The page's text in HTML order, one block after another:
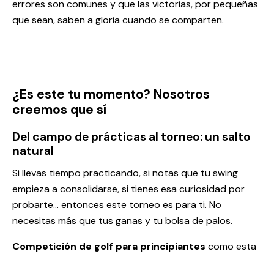
errores son comunes y que las victorias, por pequeñas
que sean, saben a gloria cuando se comparten.
¿Es este tu momento? Nosotros
creemos que sí
Del campo de prácticas al torneo: un salto
natural
Si llevas tiempo practicando, si notas que tu swing
empieza a consolidarse, si tienes esa curiosidad por
probarte… entonces este torneo es para ti. No
necesitas más que tus ganas y tu bolsa de palos.
Competición de golf para principiantes como esta